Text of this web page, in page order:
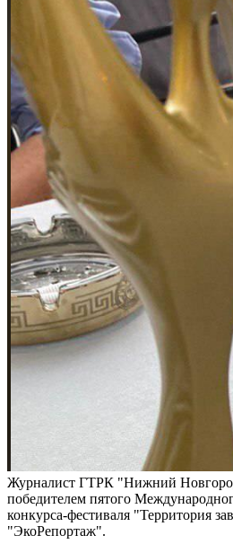
Журналист ГТРК "Нижний
победителем пятого
конкурса-фестиваля "Территория
"ЭкоРепортаж".